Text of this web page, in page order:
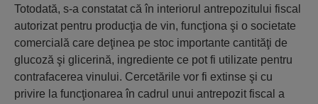
Totodată, s-a constatat că în interiorul antrepozitului fiscal
autorizat pentru producţia de vin, funcţiona şi o societate
comercială care deţinea pe stoc importante cantităţi de
glucoză şi glicerină, ingrediente ce pot fi utilizate pentru
contrafacerea vinului. Cercetările vor fi extinse şi cu
privire la funcţionarea în cadrul unui antrepozit fiscal a